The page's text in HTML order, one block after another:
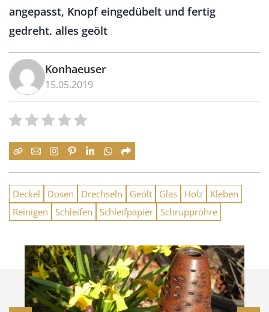
angepasst, Knopf eingedübelt und fertig
gedreht. alles geölt
Konhaeuser
15.05.2019
Deckel Dosen Drechseln Geölt Glas Holz
Kleben
Reinigen
Schleifen Schleifpapier Schruppröhre